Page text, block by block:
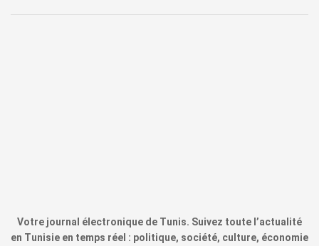
Votre journal électronique de Tunis. Suivez toute l’actualité
en Tunisie en temps réel : politique, société, culture, économie